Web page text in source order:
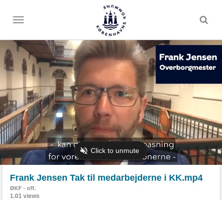
Toggle
Frank Jensen Tak til medarbejderne i KK.mp4
ØKF - off.
1.01 views